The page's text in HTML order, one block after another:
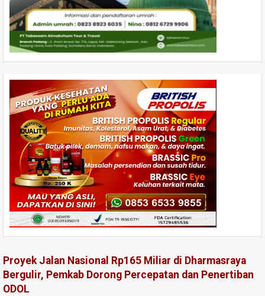
Proyek Jalan Nasional Rp165 Miliar di Dharmasraya
Bergulir, Pemkab Dorong Percepatan dan Penertiban
ODOL